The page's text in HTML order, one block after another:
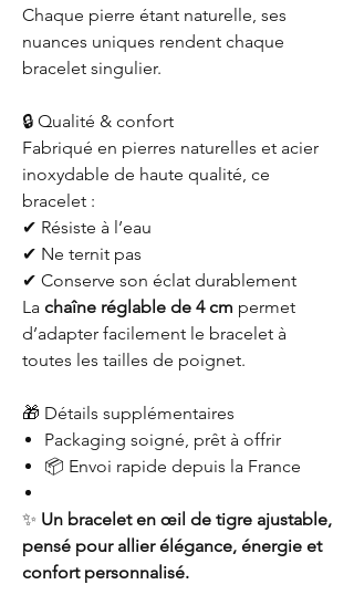
Chaque pierre étant naturelle, ses
nuances uniques rendent chaque
bracelet singulier.
🔒 Qualité & confort
Fabriqué en pierres naturelles et acier
inoxydable de haute qualité, ce
bracelet :
✔ Résiste à l’eau
✔ Ne ternit pas
✔ Conserve son éclat durablement
La chaîne réglable de 4 cm permet
d’adapter facilement le bracelet à
toutes les tailles de poignet.
🎁 Détails supplémentaires
Packaging soigné, prêt à offrir
📦 Envoi rapide depuis la France
✨ Un bracelet en œil de tigre ajustable,
pensé pour allier élégance, énergie et
confort personnalisé.